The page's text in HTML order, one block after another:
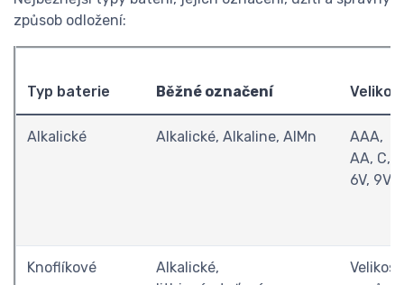
způsob odložení:
Typ baterie Běžné označení
Alkalické Alkalické, Alkaline, AlMn
AAA,
AA, C,
6V, 9V
Knoflíkové
Alkalické,
Velikost